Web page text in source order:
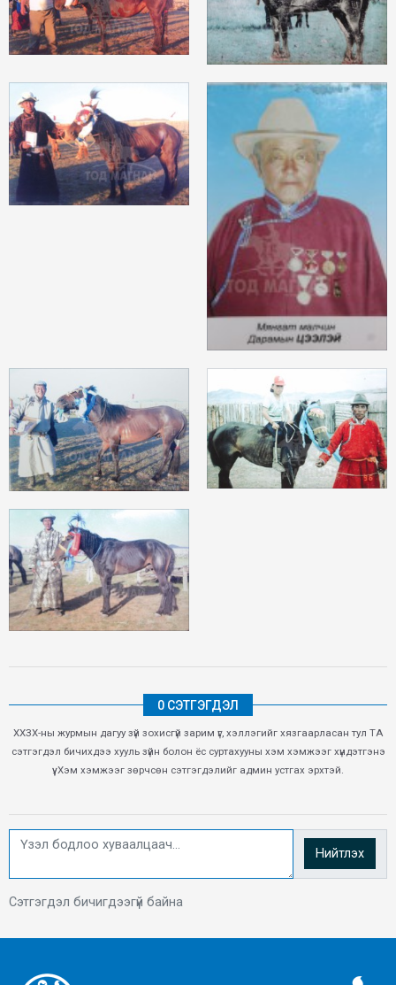
0 СЭТГЭГДЭЛ
ХХЗХ-ны журмын дагуу зүй зохисгүй зарим үг, хэллэгийг хязгаарласан тул ТА
сэтгэгдэл бичихдээ хууль зүйн болон ёс суртахууны хэм хэмжээг хүндэтгэнэ
үү. Хэм хэмжээг зөрчсөн сэтгэгдэлийг админ устгах эрхтэй.
Нийтлэх
Сэтгэгдэл бичигдээгүй байна